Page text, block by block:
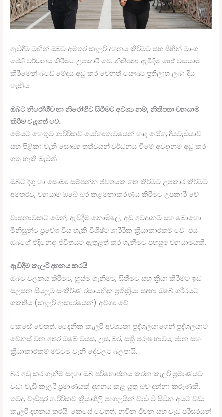
ඇවිදීම මඟින් ඔබට අමතර කැලරි දහනය කිරීමට සහ සිහින් මාංශ
පේශි වර්ධනය කිරීමට උපකාරී වේ. නිතිපතා ඇවිදීම හෝ ව්‍යායාම
කිරීමෙන් බඩේ මේදය අඩු කර වෙනත් සෞඛ්‍ය ප්‍රතිලාභ ලබා දිය
හැකිය.
ඔබට නිරෝගීව හා නිරෝගීව සිටීමට අවශ්‍ය නම්, නිතිපතා ව්‍යායාම
කිරීම වැදගත් වේ.
මෙයට හේතුව ශාරීරිකව යෝග්‍යතාවයෙන් හෘද රෝග, දියවැඩියාව
සහ පිළිකා වැනි සෞඛ්‍ය තත්වයන් වර්ධනය වීමේ අවදානම අඩු කර
ගත හැකි බැවිනි
ඔබට දිගු හා සෞඛ්‍ය සම්පන්න ජීවිතයක් ගත කිරීමට උපකාර කිරීමට
අමතරව, ව්‍යායාම ඔබේ බර කළමනාකරණය කිරීමට උපකාරී වේ
වාසනාවකට මෙන්, ඇවිදීම නොමිලේ, අඩු අවදානම් සහ බොහෝ
මිනිසුන්ට ප්‍රවේශ විය හැකි විශිෂ්ට ශාරීරික ක්‍රියාකාරකම් වේ එය
ඔබගේ එදිනෙදා ජීවිතයට ඇතුළත් කර ගැනීමට පහසුම ව්‍යායාමයකි.
ඇවිදීම කැලරි දහනය කරයි
ඔබට චලනය කිරීමට, හුස්ම ගැනීමට, සිතීමට සහ ක්‍රියා කිරීමට ඉඩ
සලසන සියලුම සංකීර්ණ රසායනික ප්‍රතික්‍රියා සඳහා ඔබේ ශරීරයට
ශක්තිය (කැලරි ආකාරයෙන්) අවශ්‍ය වේ.
කෙසේ වෙතත්, දෛනික කැලරි අවශ්‍යතා පුද්ගලයාගෙන් පුද්ගලයාට
වෙනස් වන අතර ඔබේ වයස, උස, බර, ස්ත්‍රී පුරුෂ භාවය, ජාන සහ
ක්‍රියාකාරකම් මට්ටම වැනි දේවලට බලපායි.
බර අඩු කර ගැනීම සඳහා ඔබ පරිභෝජනය කරන කැලරි ප්‍රමාණයට
වඩා වැඩි කැලරි ප්‍රමාණයක් දහනය කළ යුතු බව දන්නා කරුණකි.
තවද, වැඩිපුර ශාරීරිකව ක්‍රියාශීලී පුද්ගලයින් වාඩි වී සිටින අයට වඩා
කැලරි දහනය කරයි. කෙසේ වෙතත්, නවීන ජීවන සහ වැඩ පරිසරයන්